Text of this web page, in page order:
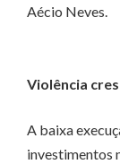
Aécio Neves.
Violência
A baixa
investimentos